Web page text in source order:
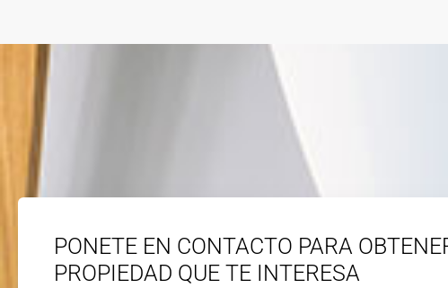
PONETE EN CONTACTO PARA
PROPIEDAD QUE TE INTERESA